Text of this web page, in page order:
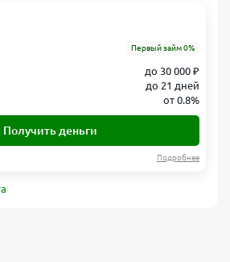
Первый займ 0%
до 30 000 ₽
до 21 дней
от 0.8%
Получить деньги
Подробнее